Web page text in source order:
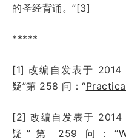
的圣经背诵。”[3]
*****
[1] 改编自发表于 2014
疑”第 258 问： “
[2] 改编自发表于 2014
疑”第
259 问：“